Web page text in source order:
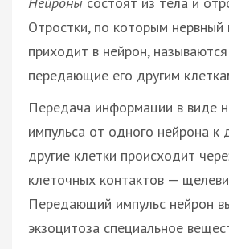
Отростки, по которым нервный
приходит в нейрон, называются
передающие его другим
Передача информации в виде
импульса от одного нейрона к
другие клетки происходит
клеточных контактов —
Передающий импульс нейрон
экзоцитоза специальное